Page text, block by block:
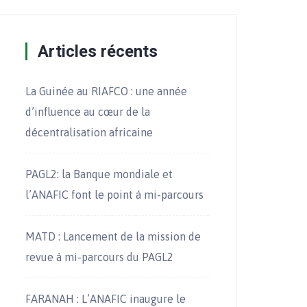
Articles récents
La Guinée au RIAFCO : une année
d’influence au cœur de la
décentralisation africaine
PAGL2: la Banque mondiale et
l’ANAFIC font le point à mi-parcours
MATD : Lancement de la mission de
revue à mi-parcours du PAGL2
FARANAH : L’ANAFIC inaugure le